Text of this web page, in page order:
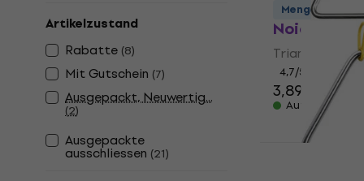
Artikelzustand
Rabatte (8)
Mit Gutschein (7)
Ausgepackt, Neuwertig...
(2)
Ausgepackte
ausschliessen (21)
Noicetone
Triangel
4,7/5
3,89 €
Auf Lager
Mengenrabatt